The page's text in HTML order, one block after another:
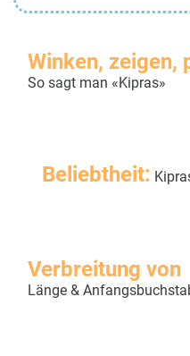
Winken, zeigen,
So sagt man «Kipras»
Beliebtheit:
Verbreitung von
Länge &